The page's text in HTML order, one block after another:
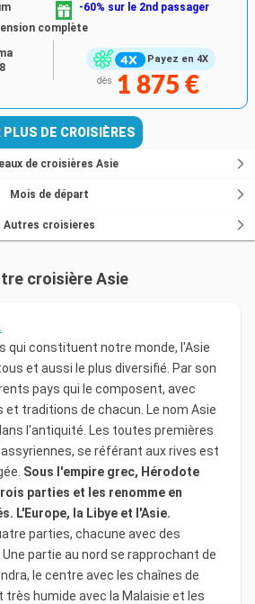
Payez en 4X
-60% sur le 2nd passager
complète
dès 1 875 €
PLUS DE CROISIÈRES
de croisières Asie
Mois de départ
Autres croisieres
croisière Asie
qui constituent notre monde, l'Asie
et aussi le plus diversifié. Par son
pays qui le composent, avec
traditions de chacun. Le nom Asie
l'antiquité. Les toutes premières
se référant aux rives est
Sous l'empire grec, Hérodote
parties et les renomme en
L'Europe, la Libye et l'Asie.
parties, chacune avec des
partie au nord se rapprochant de
le centre avec les chaînes de
très humide avec la Malaisie et les